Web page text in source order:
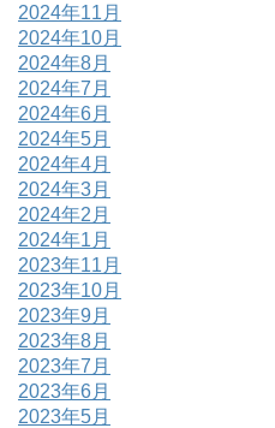
2024年11月
2024年10月
2024年8月
2024年7月
2024年6月
2024年5月
2024年4月
2024年3月
2024年2月
2024年1月
2023年11月
2023年10月
2023年9月
2023年8月
2023年7月
2023年6月
2023年5月